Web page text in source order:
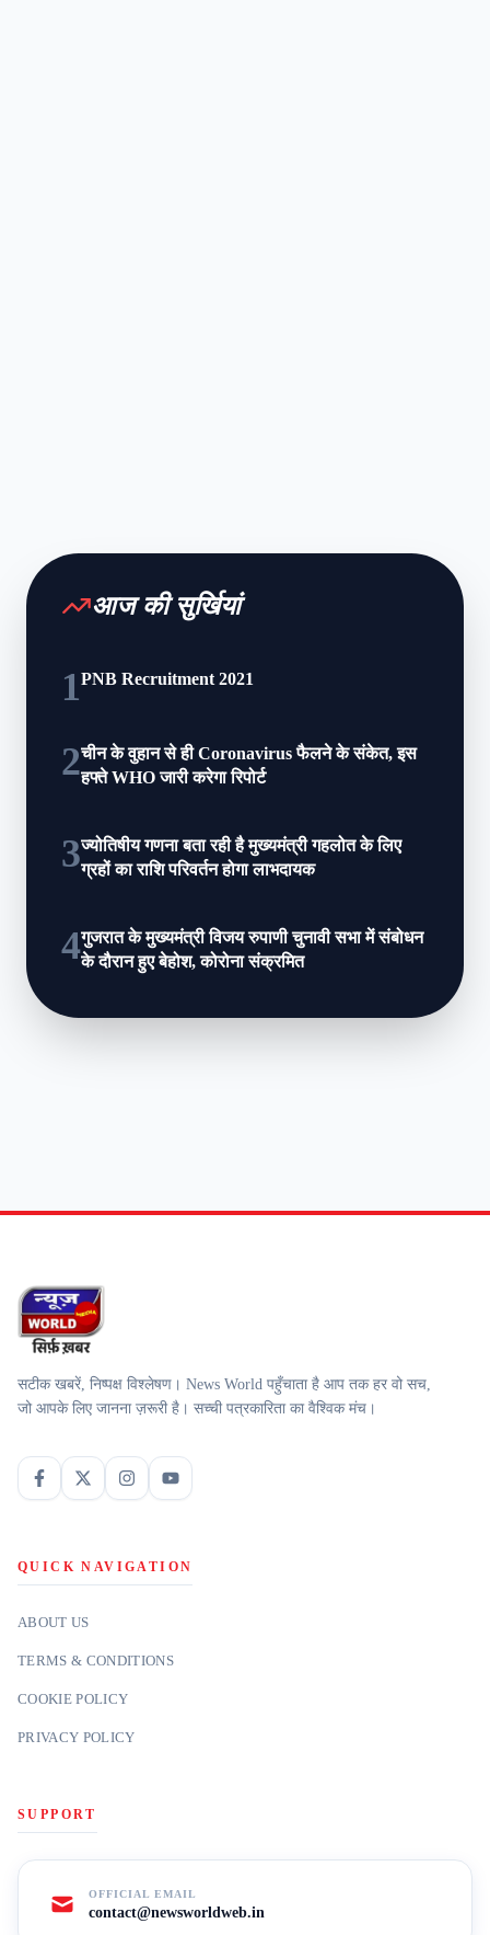
आज की सुर्खियां
1PNB Recruitment 2021
2चीन के वुहान से ही Coronavirus फैलने के संकेत, इस
हफ्ते WHO जारी करेगा रिपोर्ट
3ज्योतिषीय गणना बता रही है मुख्यमंत्री गहलोत के लिए
ग्रहों का राशि परिवर्तन होगा लाभदायक
4गुजरात के मुख्‍यमंत्री विजय रुपाणी चुनावी सभा में संबोधन
के दौरान हुए बेहोश, कोरोना संक्रमित
सटीक खबरें, निष्पक्ष विश्लेषण। News World पहुँचाता है आप तक हर वो सच,
जो आपके लिए जानना ज़रूरी है। सच्ची पत्रकारिता का वैश्विक मंच।
QUICK NAVIGATION
ABOUT US
TERMS & CONDITIONS
COOKIE POLICY
PRIVACY POLICY
SUPPORT
OFFICIAL EMAIL
contact@newsworldweb.in